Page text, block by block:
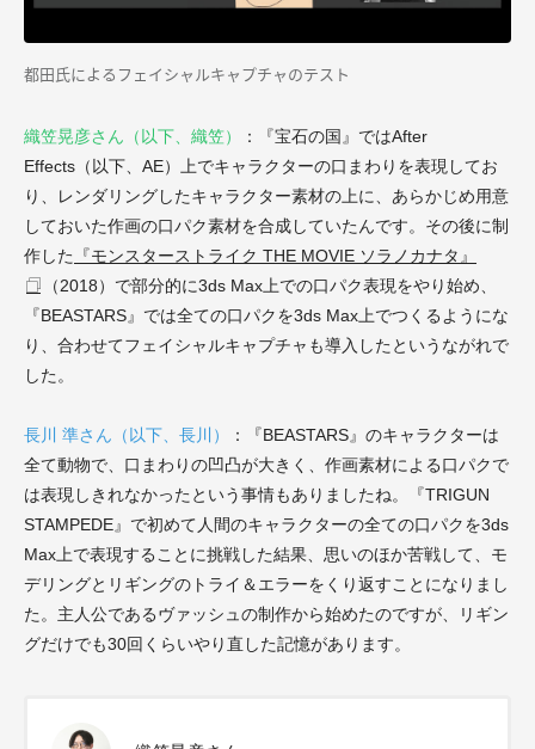
都田氏によるフェイシャルキャプチャのテスト
織笠晃彦さん（以下、織笠）
：『宝石の国』ではAfter
Effects（以下、AE）上でキャラクターの口まわりを表現してお
り、レンダリングしたキャラクター素材の上に、あらかじめ用意
しておいた作画の口パク素材を合成していたんです。その後に制
作した
『モンスターストライク THE MOVIE ソラノカナタ』
（2018）で部分的に3ds Max上での口パク表現をやり始め、
『BEASTARS』では全ての口パクを3ds Max上でつくるようにな
り、合わせてフェイシャルキャプチャも導入したというながれで
した。
長川 準さん（以下、長川）
：『BEASTARS』のキャラクターは
全て動物で、口まわりの凹凸が大きく、作画素材による口パクで
は表現しきれなかったという事情もありましたね。『TRIGUN
STAMPEDE』で初めて人間のキャラクターの全ての口パクを3ds
Max上で表現することに挑戦した結果、思いのほか苦戦して、モ
デリングとリギングのトライ＆エラーをくり返すことになりまし
た。主人公であるヴァッシュの制作から始めたのですが、リギン
グだけでも30回くらいやり直した記憶があります。